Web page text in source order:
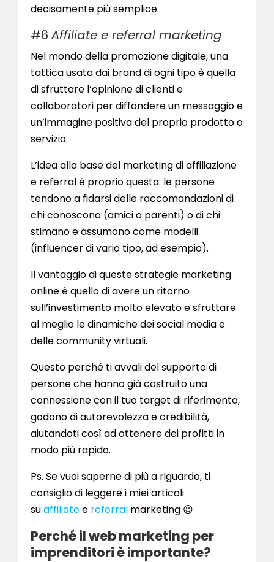
decisamente più semplice.
#6 Affiliate e referral marketing
Nel mondo della promozione digitale, una
tattica usata dai brand di ogni tipo è quella
di sfruttare l’opinione di clienti e
collaboratori per diffondere un messaggio e
un’immagine positiva del proprio prodotto o
servizio.
L’idea alla base del marketing di affiliazione
e referral è proprio questa: le persone
tendono a fidarsi delle raccomandazioni di
chi conoscono (amici o parenti) o di chi
stimano e assumono come modelli
(influencer di vario tipo, ad esempio).
Il vantaggio di queste strategie marketing
online è quello di avere un ritorno
sull’investimento molto elevato e sfruttare
al meglio le dinamiche dei social media e
delle community virtuali.
Questo perché ti avvali del supporto di
persone che hanno già costruito una
connessione con il tuo target di riferimento,
godono di autorevolezza e credibilità,
aiutandoti così ad ottenere dei profitti in
modo più rapido.
Ps. Se vuoi saperne di più a riguardo, ti
consiglio di leggere i miei articoli
suaffiliatee referral marketing 😉
Perché il web marketing per
imprenditori è importante?